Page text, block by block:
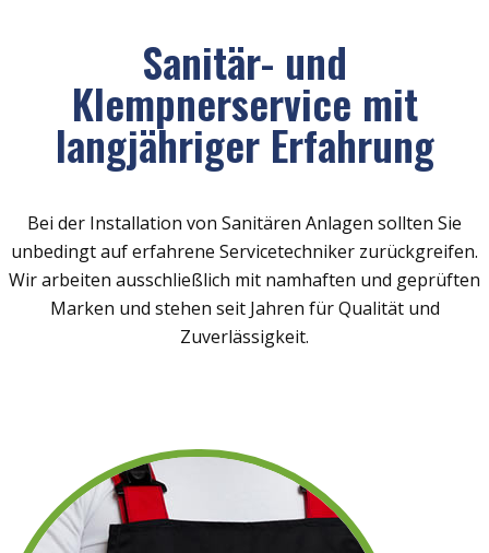
Sanitär- und
Klempnerservice mit
langjähriger Erfahrung
Bei der Installation von Sanitären Anlagen sollten Sie
unbedingt auf erfahrene Servicetechniker zurückgreifen.
Wir arbeiten ausschließlich mit namhaften und geprüften
Marken und stehen seit Jahren für Qualität und
Zuverlässigkeit.